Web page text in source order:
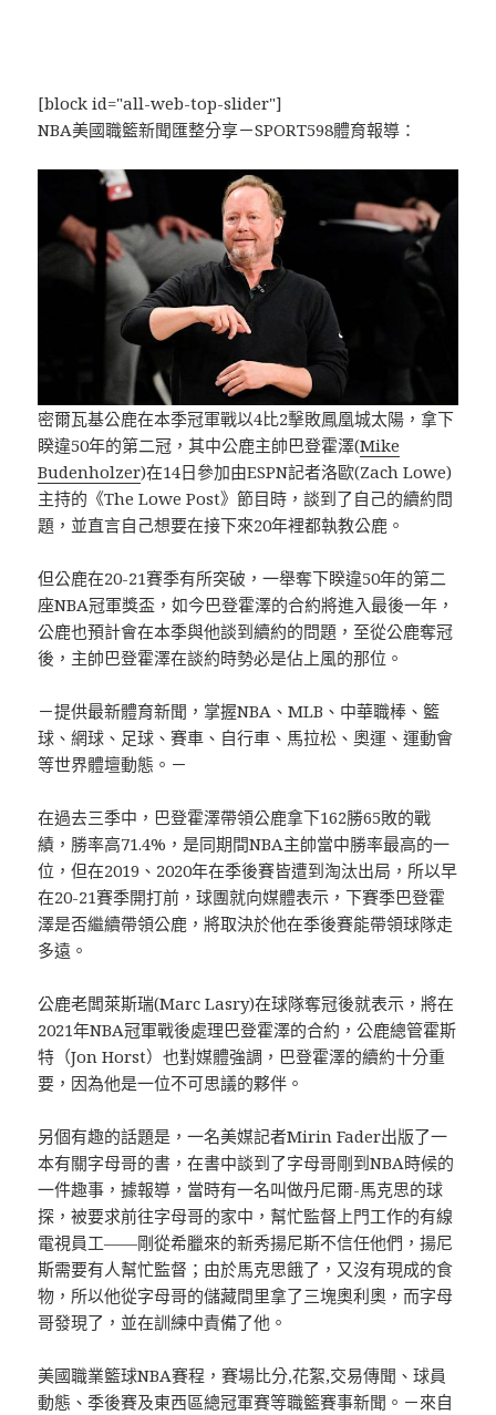
[block id="all-web-top-slider"]
NBA美國職籃新聞匯整分享－SPORT598體育報導：
密爾瓦基公鹿在本季冠軍戰以4比2擊敗鳳凰城太陽，拿下
睽違50年的第二冠，其中公鹿主帥巴登霍澤(Mike
Budenholzer)在14日參加由ESPN記者洛歐(Zach Lowe)
主持的《The Lowe Post》節目時，談到了自己的續約問
題，並直言自己想要在接下來20年裡都執教公鹿。
但公鹿在20-21賽季有所突破，一舉奪下睽違50年的第二
座NBA冠軍獎盃，如今巴登霍澤的合約將進入最後一年，
公鹿也預計會在本季與他談到續約的問題，至從公鹿奪冠
後，主帥巴登霍澤在談約時勢必是佔上風的那位。
－提供最新體育新聞，掌握NBA、MLB、中華職棒、籃
球、網球、足球、賽車、自行車、馬拉松、奧運、運動會
等世界體壇動態。－
在過去三季中，巴登霍澤帶領公鹿拿下162勝65敗的戰
績，勝率高71.4%，是同期間NBA主帥當中勝率最高的一
位，但在2019、2020年在季後賽皆遭到淘汰出局，所以早
在20-21賽季開打前，球團就向媒體表示，下賽季巴登霍
澤是否繼續帶領公鹿，將取決於他在季後賽能帶領球隊走
多遠。
公鹿老闆萊斯瑞(Marc Lasry)在球隊奪冠後就表示，將在
2021年NBA冠軍戰後處理巴登霍澤的合約，公鹿總管霍斯
特（Jon Horst）也對媒體強調，巴登霍澤的續約十分重
要，因為他是一位不可思議的夥伴。
另個有趣的話題是，一名美媒記者Mirin Fader出版了一
本有關字母哥的書，在書中談到了字母哥剛到NBA時候的
一件趣事，據報導，當時有一名叫做丹尼爾-馬克思的球
探，被要求前往字母哥的家中，幫忙監督上門工作的有線
電視員工——剛從希臘來的新秀揚尼斯不信任他們，揚尼
斯需要有人幫忙監督；由於馬克思餓了，又沒有現成的食
物，所以他從字母哥的儲藏間里拿了三塊奧利奧，而字母
哥發現了，並在訓練中責備了他。
美國職業籃球NBA賽程，賽場比分,花絮,交易傳聞、球員
動態、季後賽及東西區總冠軍賽等職籃賽事新聞。－來自